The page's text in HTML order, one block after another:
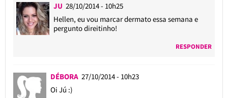
JU 28/10/2014 - 10h25
Hellen, eu vou marcar dermato essa semana e
pergunto direitinho!
RESPONDER
DÉBORA 27/10/2014 - 10h23
Oi Jú :)